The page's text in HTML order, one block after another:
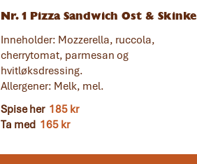
Nr. 1 Pizza Sandwich Ost & Skinke
Inneholder: Mozzerella, ruccola,
cherrytomat, parmesan og
hvitløksdressing.
Allergener: Melk, mel.
Spise her 185 kr
Ta med 165 kr